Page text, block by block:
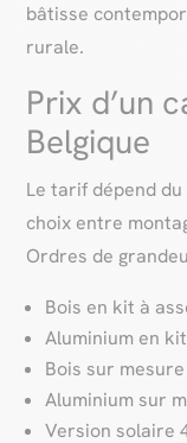
bâtisse
rurale.
Prix d’un
Belgique
Le tarif dépend
choix entre
Ordres de
Bois en kit à
Aluminium en
Bois sur
Aluminium sur
Version solaire